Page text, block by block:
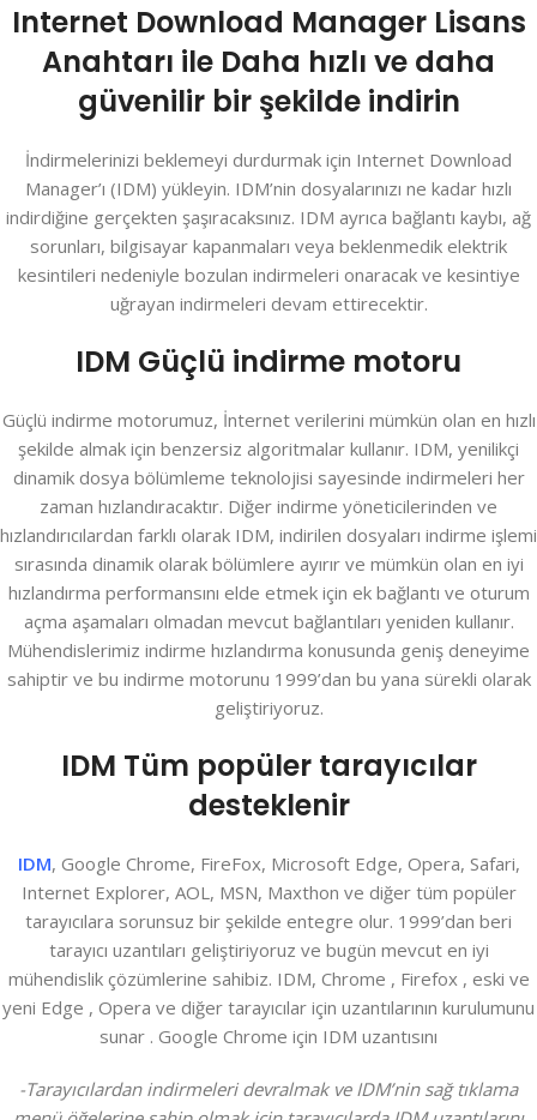
Internet Download Manager Lisans
Anahtarı ile Daha hızlı ve daha
güvenilir bir şekilde indirin
İndirmelerinizi beklemeyi durdurmak için Internet Download
Manager’ı (IDM) yükleyin. IDM’nin dosyalarınızı ne kadar hızlı
indirdiğine gerçekten şaşıracaksınız. IDM ayrıca bağlantı kaybı, ağ
sorunları, bilgisayar kapanmaları veya beklenmedik elektrik
kesintileri nedeniyle bozulan indirmeleri onaracak ve kesintiye
uğrayan indirmeleri devam ettirecektir.
IDM Güçlü indirme motoru
Güçlü indirme motorumuz, İnternet verilerini mümkün olan en hızlı
şekilde almak için benzersiz algoritmalar kullanır. IDM, yenilikçi
dinamik dosya bölümleme teknolojisi sayesinde indirmeleri her
zaman hızlandıracaktır. Diğer indirme yöneticilerinden ve
hızlandırıcılardan farklı olarak IDM, indirilen dosyaları indirme işlemi
sırasında dinamik olarak bölümlere ayırır ve mümkün olan en iyi
hızlandırma performansını elde etmek için ek bağlantı ve oturum
açma aşamaları olmadan mevcut bağlantıları yeniden kullanır.
Mühendislerimiz indirme hızlandırma konusunda geniş deneyime
sahiptir ve bu indirme motorunu 1999’dan bu yana sürekli olarak
geliştiriyoruz.
IDM Tüm popüler tarayıcılar
desteklenir
IDM, Google Chrome, FireFox, Microsoft Edge, Opera, Safari,
Internet Explorer, AOL, MSN, Maxthon ve diğer tüm popüler
tarayıcılara sorunsuz bir şekilde entegre olur. 1999’dan beri
tarayıcı uzantıları geliştiriyoruz ve bugün mevcut en iyi
mühendislik çözümlerine sahibiz. IDM, Chrome , Firefox , eski ve
yeni Edge , Opera ve diğer tarayıcılar için uzantılarının kurulumunu
sunar . Google Chrome için IDM uzantısını
-Tarayıcılardan indirmeleri devralmak ve IDM’nin sağ tıklama